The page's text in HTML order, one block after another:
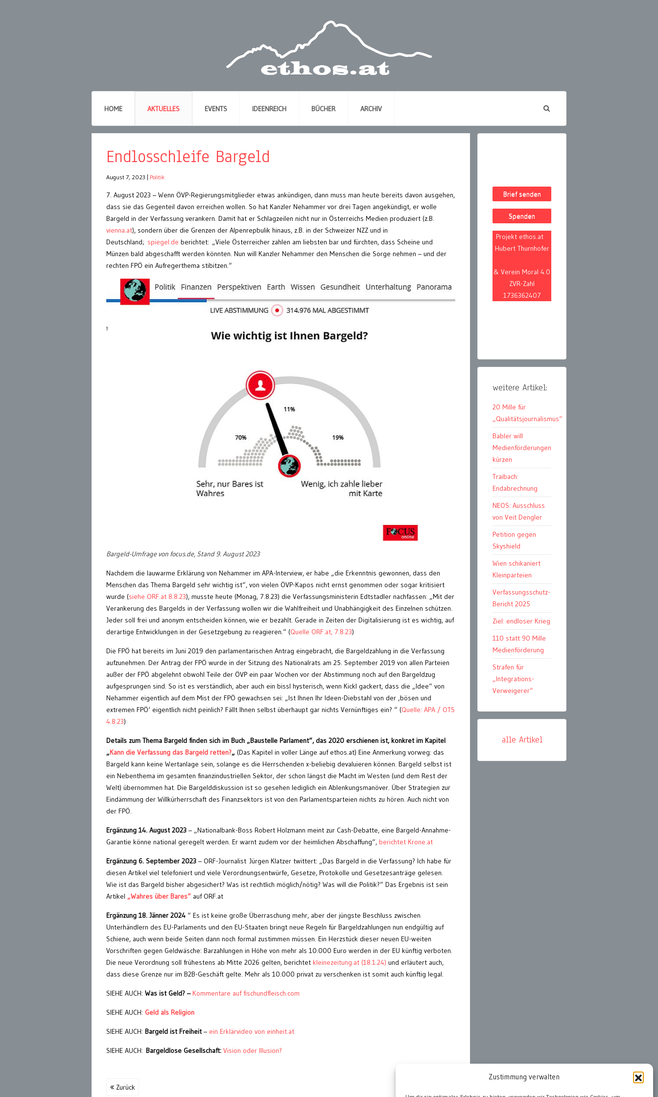
Zustimmung verwalten
HOME AKTUELLES EVENTS IDEENREICH BÜCHER ARCHIV
Endlosschleife Bargeld
August 7, 2023 Politik
7. August 2023 – Wenn ÖVP-Regierungsmitglieder etwas ankündigen, dann muss man heute bereits davon ausgehen,
dass sie das Gegenteil davon erreichen wollen. So hat Kanzler Nehammer vor drei Tagen angekündigt, er wolle
Bargeld in der Verfassung verankern. Damit hat er Schlagzeilen nicht nur in Österreichs Medien produziert (z.B.
vienna.at), sondern über die Grenzen der Alpenrepbulik hinaus, z.B. in der Schweizer NZZ und in
Deutschland; spiegel.de berichtet: „Viele Österreicher zahlen am liebsten bar und fürchten, dass Scheine und
Münzen bald abgeschafft werden könnten. Nun will Kanzler Nehammer den Menschen die Sorge nehmen – und der
rechten FPÖ ein Aufregerthema stibitzen.“
Bargeld-Umfrage von focus.de, Stand 9. August 2023
Nachdem die lauwarme Erklärung von Nehammer im APA-Interview, er habe „die Erkenntnis gewonnen, dass den
Menschen das Thema Bargeld sehr wichtig ist“, von vielen ÖVP-Kapos nicht ernst genommen oder sogar kritisiert
wurde (siehe ORF.at 8.8.23), musste heute (Monag, 7.8.23) die Verfassungsministerin Edtstadler nachfassen: „Mit der
Verankerung des Bargelds in der Verfassung wollen wir die Wahlfreiheit und Unabhängigkeit des Einzelnen schützen.
Jeder soll frei und anonym entscheiden können, wie er bezahlt. Gerade in Zeiten der Digitalisierung ist es wichtig, auf
derartige Entwicklungen in der Gesetzgebung zu reagieren.“ (Quelle ORF.at, 7.8.23)
Die FPÖ hat bereits im Juni 2019 den parlamentarischen Antrag eingebracht, die Bargeldzahlung in die Verfassung
aufzunehmen. Der Antrag der FPÖ wurde in der Sitzung des Nationalrats am 25. September 2019 von allen Parteien
außer der FPÖ abgelehnt obwohl Teile der ÖVP ein paar Wochen vor der Abstimmung noch auf den Bargeldzug
aufgesprungen sind. So ist es verständlich, aber auch ein bissl hysterisch, wenn Kickl gackert, dass die „Idee“ von
Nehammer eigentlich auf dem Mist der FPÖ gewachsen sei: „Ist Ihnen Ihr Ideen-Diebstahl von der ‚bösen und
extremen FPÖ‘ eigentlich nicht peinlich? Fällt Ihnen selbst überhaupt gar nichts Vernünftiges ein? “ (Quelle: APA / OTS
4.8.23)
Details zum Thema Bargeld finden sich im Buch „Baustelle Parlament“, das 2020 erschienen ist, konkret im Kapitel
„Kann die Verfassung das Bargeld retten?„ (Das Kapitel in voller Länge auf ethos.at) Eine Anmerkung vorweg: das
Bargeld kann keine Wertanlage sein, solange es die Herrschenden x-beliebig devaluieren können. Bargeld selbst ist
ein Nebenthema im gesamten finanzindustriellen Sektor, der schon längst die Macht im Westen (und dem Rest der
Welt) übernommen hat. Die Bargelddiskussion ist so gesehen lediglich ein Ablenkungsmanöver. Über Strategien zur
Eindämmung der Willkürherrschaft des Finanzsektors ist von den Parlamentsparteien nichts zu hören. Auch nicht von
der FPÖ.
Ergänzung 14. August 2023 – „Nationalbank-Boss Robert Holzmann meint zur Cash-Debatte, eine Bargeld-Annahme-
Garantie könne national geregelt werden. Er warnt zudem vor der heimlichen Abschaffung“, berichtet Krone.at
Ergänzung 6. September 2023 – ORF-Journalist Jürgen Klatzer twittert: „Das Bargeld in die Verfassung? Ich habe für
diesen Artikel viel telefoniert und viele Verordnungsentwürfe, Gesetze, Protokolle und Gesetzesanträge gelesen.
Wie ist das Bargeld bisher abgesichert? Was ist rechtlich möglich/nötig? Was will die Politik?“ Das Ergebnis ist sein
Artikel „Wahres über Bares“ auf ORF.at
Ergänzung 18. Jänner 2024 “ Es ist keine große Überraschung mehr, aber der jüngste Beschluss zwischen
Unterhändlern des EU-Parlaments und den EU-Staaten bringt neue Regeln für Bargeldzahlungen nun endgültig auf
Schiene, auch wenn beide Seiten dann noch formal zustimmen müssen. Ein Herzstück dieser neuen EU-weiten
Vorschriften gegen Geldwäsche: Barzahlungen in Höhe von mehr als 10.000 Euro werden in der EU künftig verboten.
Die neue Verordnung soll frühestens ab Mitte 2026 gelten, berichtet kleinezeitung.at (18.1.24) und erläutert auch,
dass diese Grenze nur im B2B-Geschäft gelte. Mehr als 10.000 privat zu verschenken ist somit auch künftig legal.
SIEHE AUCH: Was ist Geld? – Kommentare auf fischundfleisch.com
SIEHE AUCH: Geld als Religion
SIEHE AUCH: Bargeld ist Freiheit– ein Erklärvideo von einheit.at
SIEHE AUCH: Bargeldlose Gesellschaft: Vision oder Illusion?
Zurück
Brief senden
Spenden
Projekt ethos.at
Hubert Thurnhofer
& Verein Moral 4.0
ZVR-Zahl
1736362407
weitere Artikel:
20 Mille für
„Qualitätsjournalismus“
Babler will
Medienförderungen
kürzen
Traibach:
Endabrechnung
NEOS: Ausschluss
von Veit Dengler
Petition gegen
Skyshield
Wien schikaniert
Kleinparteien
Verfassungsschutz-
Bericht 2025
Ziel: endloser Krieg
110 statt 90 Mille
Medienförderung
Strafen für
„Integrations-
Verweigerer“
alle Artikel